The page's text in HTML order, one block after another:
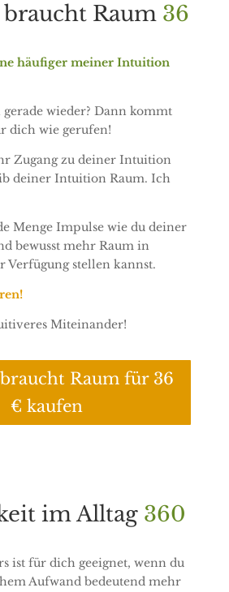
Raum 36
häufiger meiner Intuition
wieder? Dann kommt
dich wie gerufen!
Zugang zu deiner Intuition
deiner Intuition Raum. Ich
Menge Impulse wie du deiner
bewusst mehr Raum in
Verfügung stellen kannst.
Miteinander!
Raum für 36
€ kaufen
im Alltag 360
ist für dich geeignet, wenn du
Aufwand bedeutend mehr